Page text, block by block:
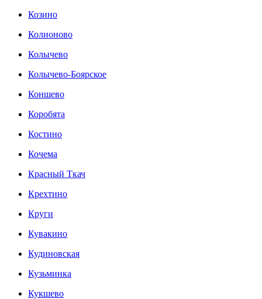
Козино
Колионово
Колычево
Колычево-Боярское
Коншево
Коробята
Костино
Кочема
Красный Ткач
Крехтино
Круги
Кувакино
Кудиновская
Кузьминка
Кукшево